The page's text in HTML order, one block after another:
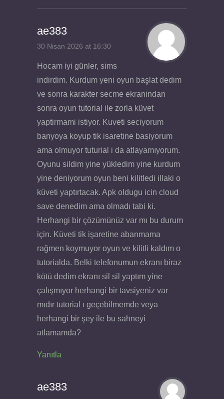
ae383
30 Nisan 2026 at 16:30
Hocam iyi günler, sims
indirdim. Kurdum yeni oyun başlat dedim
ve sonra karakter secme ekranindan
sonra oyun tutorial ile zorla küvet
yaptirmami istiyor. Kuveti seciyorum
banyoya koyup tik isaretine basiyorum
ama olmuyor tuturial i da atlayamıyorum.
Oyunu sildim yine yükledim yine kurdum
yine deniyorum oyun beni kilitledi illaki o
küveti yaptırtacak. Apk oldugu icin cloud
save denedim ama olmadı tabi ki.
Herhangi bir çözümünüz var mı bu durum
için. Küveti tik işaretine abanmama
rağmen koymuyor oyun ve kilitli kaldım o
tutorialda. Belki telefonumun ekranı biraz
kötü dedim ekranı sil sil yaptım yine
çalışmıyor herhangi bir tavsiyeniz var
mıdır tutorial ı geçebilmemde veya
herhangi bir şey ile bu sahneyi
atlamamda?
Yanıtla
ae383